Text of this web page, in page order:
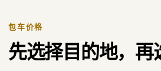
包车价格
先选择目的地，再